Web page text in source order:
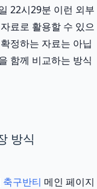
22시29분 이런 외부
료로 활용할 수 있으
정하는 자료는 아닙
함께 비교하는 방식
방식
축구반티 메인 페이지